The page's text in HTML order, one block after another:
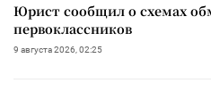
Юрист сообщил о схемах
первоклассников
9 августа 2026, 02:25